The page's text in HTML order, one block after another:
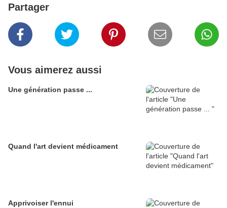
Partager
Vous aimerez aussi
Une génération passe ...
Quand l'art devient médicament
Apprivoiser l'ennui